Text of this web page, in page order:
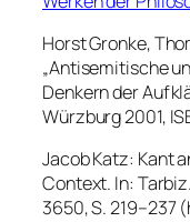
Horst Gronke,
„Antisemitische
Denkern der
Würzburg 2001,
Jacob Katz: Kant
Context. In:
3650, S. 219–237